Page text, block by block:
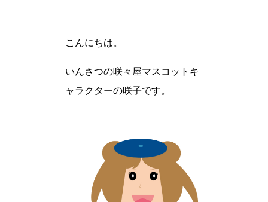
こんにちは。
いんさつの咲々屋マスコットキ
ャラクターの咲子です。